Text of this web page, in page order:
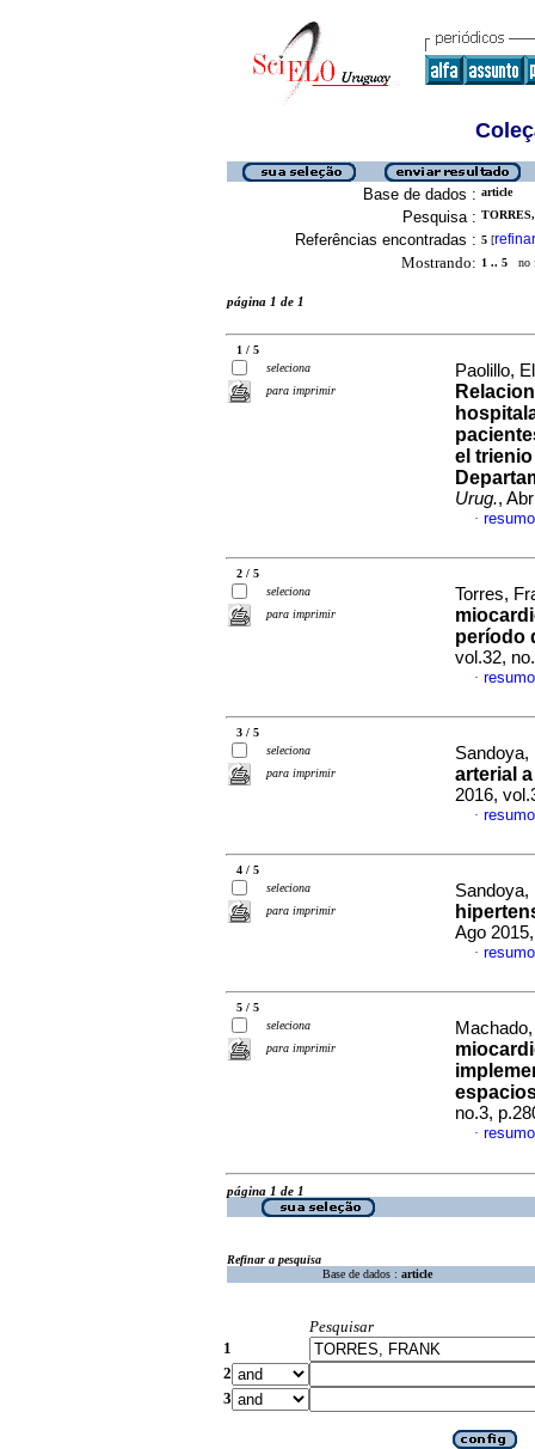
Base de dados : article
Pesquisa :
Referências encontradas : 5 [refinar
Mostrando: 1 .. 5 no
página 1 de 1
1 / 5
seleciona
para imprimir
Paolillo,
el
Urug.,
·
2 / 5
seleciona
para imprimir
Torres,
período
vol.32,
·
3 / 5
seleciona
para imprimir
arterial
2016,
·
4 / 5
seleciona
para imprimir
Ago
·
5 / 5
seleciona
para imprimir
no.3,
·
página 1 de 1
Refinar a pesquisa
Base de dados : article
Pesquisar
1
2
3